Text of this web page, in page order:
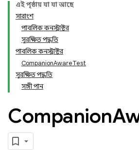
এই পৃষ্ঠায় যা যা আছে
সারাংশ
পাবলিক কনস্ট্রাক্টর
সুরক্ষিত পদ্ধতি
পাবলিক কনস্ট্রাক্টর
CompanionAwareTest
সুরক্ষিত পদ্ধতি
সঙ্গী পান
Companion